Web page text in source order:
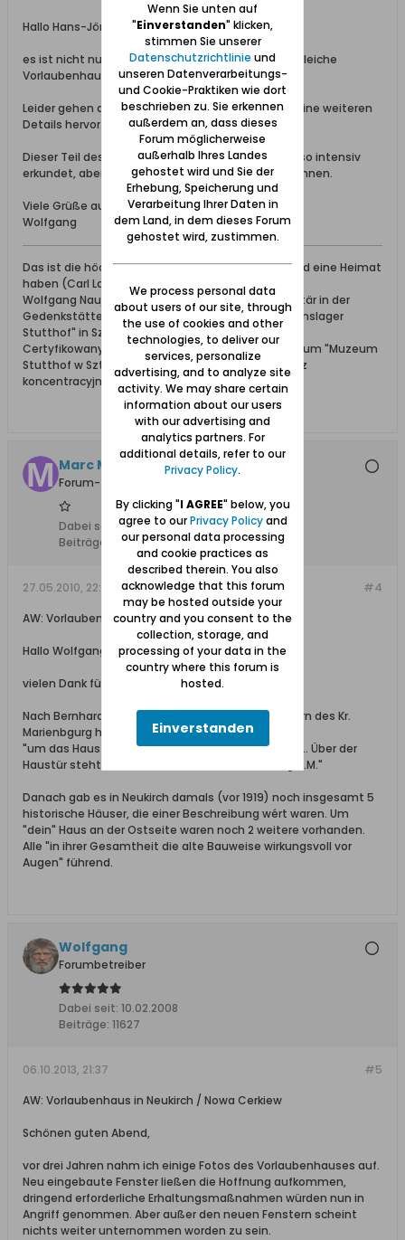
Hallo Hans-Jörg,
es ist nicht nur der gleiche Ort sondern auch das gleiche
Vorlaubenhaus.
Leider gehen auf der von Dir aufgezeigten auch keine weiteren
Details hervor.
Dieser Teil des Werders wurde von mir noch nicht so intensiv
erkundet, aber ich hoffe das bald nachholen zu können.
Viele Grüße aus dem bewölkten Danzig
Wolfgang
Das ist die höchste aller Gaben: Geborgen sein und eine Heimat
haben (Carl Lange)
Wolfgang Naujocks: Zertifizierter Führer und Volontär in der
Gedenkstätte/Museum "Deutsches Konzentrationslager
Stutthof" in Sztutowo
Certyfikowany przewodnik i wolontariusz po muzeum "Muzeum
Stutthof w Sztutowie - Niemiecki nazistowski obóz
koncentracyjny i zagłady"
Marc Malbork
Forum-Teilnehmer
Dabei seit:
23.02.2008
Beiträge:
1050
#4
27.05.2010, 22:32
AW: Vorlaubenhaus in Neukirch / Nowa Cerkiew
Hallo Wolfgang,
vielen Dank für die schönen Bilder.
Nach Bernhard Schmids Bau- und Kunstdenkmälern des Kr.
Marienbgurg handelt es sich
"um das Haus des Gutsbesitzers Eduard Penner I, ... Über der
Haustür steht: Peter Conrad B. H. 1820 Peter Lang B.M."
Danach gab es in Neukirch damals (vor 1919) noch insgesamt 5
historische Häuser, die einer Beschreibung wért waren. Um
"dein" Haus an der Ostseite waren noch 2 weitere vorhanden.
Alle "in ihrer Gesamtheit die alte Bauweise wirkungsvoll vor
Augen" führend.
Wolfgang
Forumbetreiber
Dabei seit: 10.02.2008
Beiträge: 11627
#5
06.10.2013, 21:37
AW: Vorlaubenhaus in Neukirch / Nowa Cerkiew
Schönen guten Abend,
vor drei Jahren nahm ich einige Fotos des Vorlaubenhauses auf.
Neu eingebaute Fenster ließen die Hoffnung aufkommen,
dringend erforderliche Erhaltungsmaßnahmen würden nun in
Angriff genommen. Aber außer den neuen Fenstern scheint
nichts weiter unternommen worden zu sein.
Wenn Sie unten auf
"Einverstanden" klicken,
stimmen Sie unserer
Datenschutzrichtlinie und
unseren Datenverarbeitungs-
und Cookie-Praktiken wie dort
beschrieben zu. Sie erkennen
außerdem an, dass dieses
Forum möglicherweise
außerhalb Ihres Landes
gehostet wird und Sie der
Erhebung, Speicherung und
Verarbeitung Ihrer Daten in
dem Land, in dem dieses Forum
gehostet wird, zustimmen.
We process personal data
about users of our site, through
the use of cookies and other
technologies, to deliver our
services, personalize
advertising, and to analyze site
activity. We may share certain
information about our users
with our advertising and
analytics partners. For
additional details, refer to our
Privacy Policy.
By clicking "I AGREE" below, you
agree to ourPrivacy Policyand
our personal data processing
and cookie practices as
described therein. You also
acknowledge that this forum
may be hosted outside your
country and you consent to the
collection, storage, and
processing of your data in the
country where this forum is
hosted.
Einverstanden